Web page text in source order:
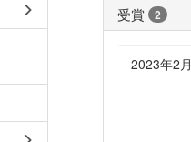
受賞 2
2023年2月